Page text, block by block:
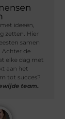
ideeën,
zetten. Hier
samen
Achter de
elke dag met
aan het
tot succes?
team.